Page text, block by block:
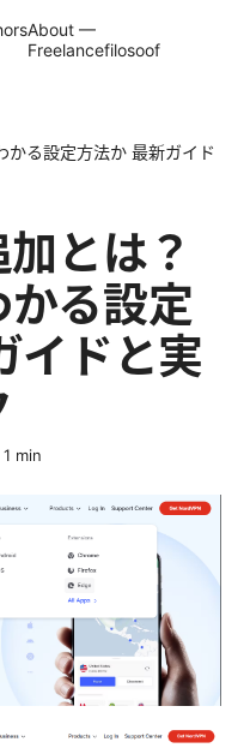
About —
Freelancefilosoof
る設定方法か 最新ガイド
とは？
る設定
イドと実
1 min